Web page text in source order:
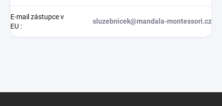
E-mail zástupce v
EU :
sluzebnicek@mandala-montessori.cz